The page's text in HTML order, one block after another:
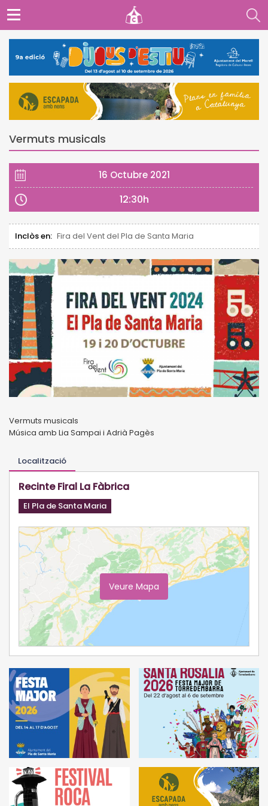
Vermuts musicals
16 Octubre 2021
12:30h
Inclòs en: Fira del Vent del Pla de Santa Maria
Vermuts musicals
Música amb Lia Sampai i Adrià Pagès
Localització
Recinte Firal La Fàbrica
El Pla de Santa Maria
Veure Mapa